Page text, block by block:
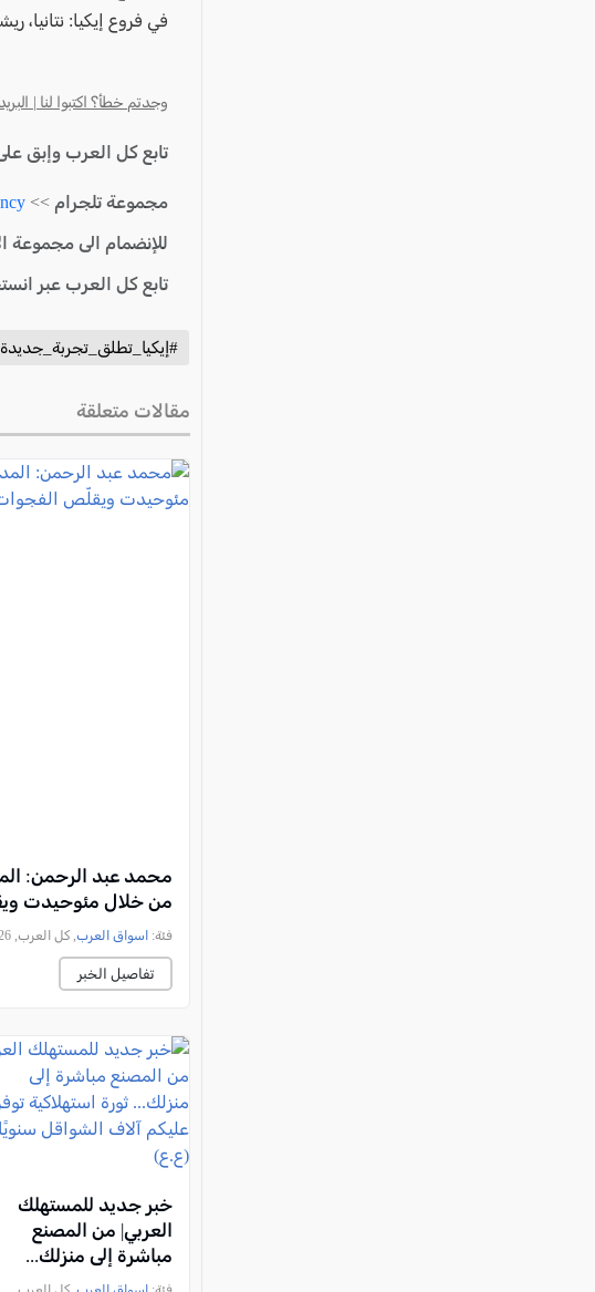
في فروع إيكيا: نتانيا،
وجدتم خطأ؟ اكتبوا لنا |
تابع كل العرب وإبق
مجموعة تلجرام >>
للإنضمام الى مجموعة
تابع كل العرب عبر
مقالات متعلقة
محمد عبد الرحمن:
من خلال مئوحيدت
فئة: اسواق العرب, كل العرب, 2026-08-06 14:12:03
تفاصيل الخبر
خبر جديد للمستهلك
العربي| من المصنع
مباشرة إلى منزلك...
ثورة استهلاكية توفر